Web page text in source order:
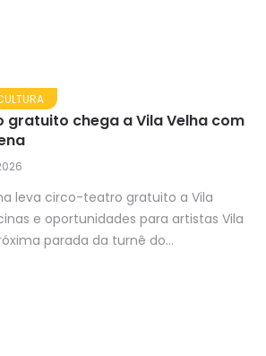
chega a Vila Velha com
leva circo-teatro gratuito a Vila
e oportunidades para artistas Vila
parada da turnê do...